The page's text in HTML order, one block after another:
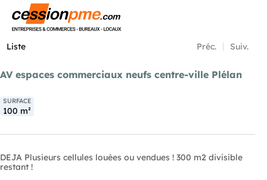
Liste Préc. Suiv.
AV espaces commerciaux neufs centre-ville Plélan
SURFACE
100 m²
DEJA Plusieurs cellules louées ou vendues ! 300 m2 divisible
restant !